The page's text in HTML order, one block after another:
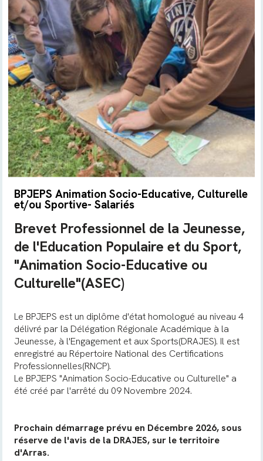
BPJEPS Animation Socio-Educative, Culturelle
et/ou Sportive- Salariés
Brevet Professionnel de la Jeunesse,
de l'Education Populaire et du Sport,
"Animation Socio-Educative ou
Culturelle"(ASEC)
Le BPJEPS est un diplôme d'état homologué au niveau 4
délivré par la Délégation Régionale Académique à la
Jeunesse, à l'Engagement et aux Sports(DRAJES). Il est
enregistré au Répertoire National des Certifications
Professionnelles(RNCP).
Le BPJEPS "Animation Socio-Educative ou Culturelle" a
été créé par l'arrêté du 09 Novembre 2024.
Prochain démarrage prévu en Décembre 2026, sous
réserve de l'avis de la DRAJES, sur le territoire
d'Arras.